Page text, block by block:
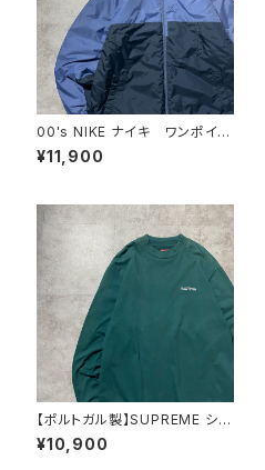
00's NIKE ナイキ ワンポイン
ト ラベルロゴ バイカラー
中綿 ナイロンジャケット
¥11,900
【ポルトガル製】SUPREME シュ
プリーム 刺繍ワンポイント
グリーン Tシャツ ロンT
¥10,900